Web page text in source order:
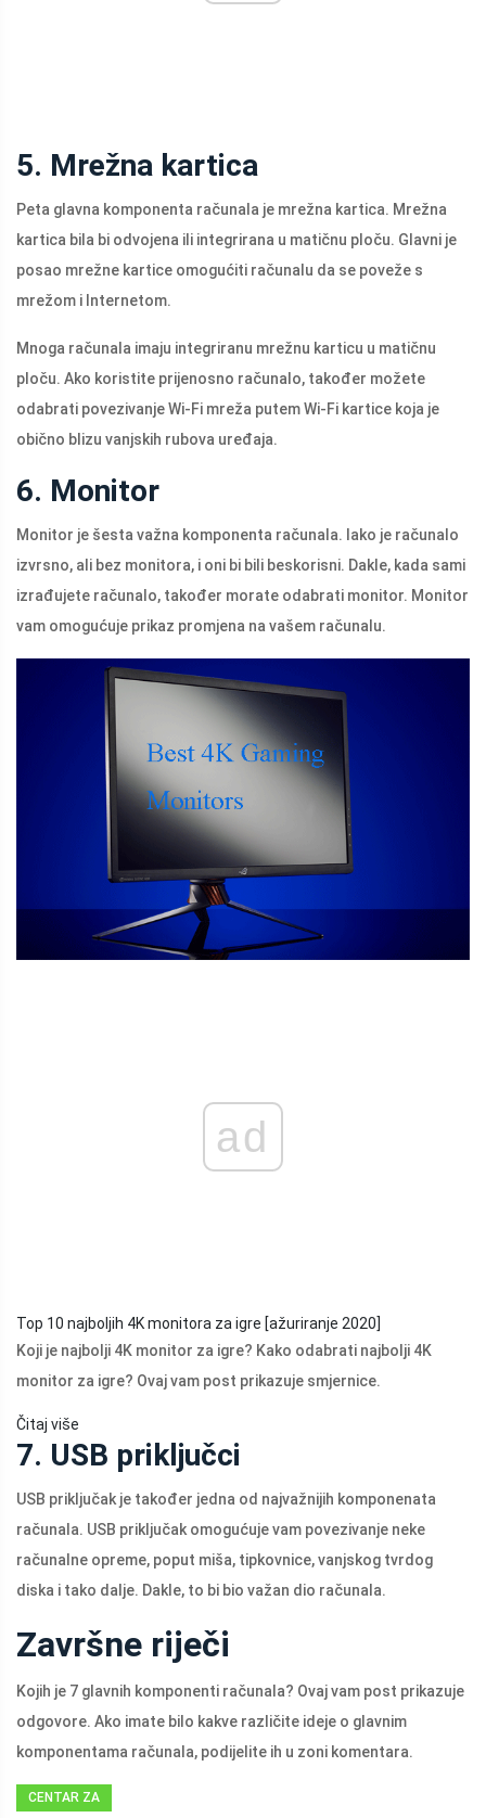
5. Mrežna kartica
Peta glavna komponenta računala je mrežna kartica. Mrežna
kartica bila bi odvojena ili integrirana u matičnu ploču. Glavni je
posao mrežne kartice omogućiti računalu da se poveže s
mrežom i Internetom.
Mnoga računala imaju integriranu mrežnu karticu u matičnu
ploču. Ako koristite prijenosno računalo, također možete
odabrati povezivanje Wi-Fi mreža putem Wi-Fi kartice koja je
obično blizu vanjskih rubova uređaja.
6. Monitor
Monitor je šesta važna komponenta računala. Iako je računalo
izvrsno, ali bez monitora, i oni bi bili beskorisni. Dakle, kada sami
izrađujete računalo, također morate odabrati monitor. Monitor
vam omogućuje prikaz promjena na vašem računalu.
ad
Top 10 najboljih 4K monitora za igre [ažuriranje 2020]
Koji je najbolji 4K monitor za igre? Kako odabrati najbolji 4K
monitor za igre? Ovaj vam post prikazuje smjernice.
Čitaj više
7. USB priključci
USB priključak je također jedna od najvažnijih komponenata
računala. USB priključak omogućuje vam povezivanje neke
računalne opreme, poput miša, tipkovnice, vanjskog tvrdog
diska i tako dalje. Dakle, to bi bio važan dio računala.
Završne riječi
Kojih je 7 glavnih komponenti računala? Ovaj vam post prikazuje
odgovore. Ako imate bilo kakve različite ideje o glavnim
komponentama računala, podijelite ih u zoni komentara.
CENTAR ZA